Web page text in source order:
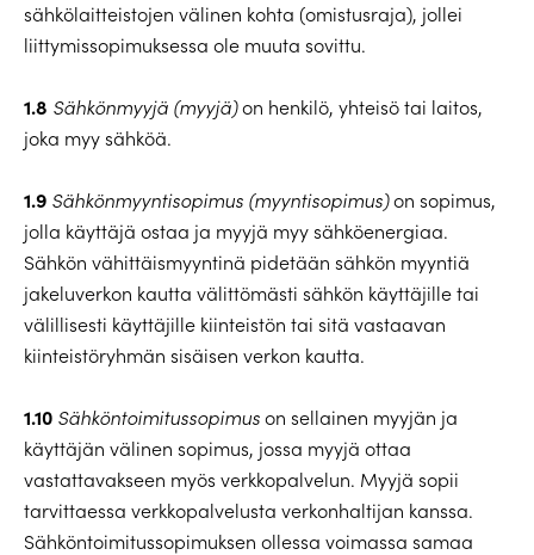
sähkölaitteistojen välinen kohta (omistusraja), jollei
liittymissopimuksessa ole muuta sovittu.
1.8 Sähkönmyyjä (myyjä)on henkilö, yhteisö tai laitos,
joka myy sähköä.
1.9 Sähkönmyyntisopimus (myyntisopimus)on sopimus,
jolla käyttäjä ostaa ja myyjä myy sähköenergiaa.
Sähkön vähittäismyyntinä pidetään sähkön myyntiä
jakeluverkon kautta välittömästi sähkön käyttäjille tai
välillisesti käyttäjille kiinteistön tai sitä vastaavan
kiinteistöryhmän sisäisen verkon kautta.
1.10 Sähköntoimitussopimuson sellainen myyjän ja
käyttäjän välinen sopimus, jossa myyjä ottaa
vastattavakseen myös verkkopalvelun. Myyjä sopii
tarvittaessa verkkopalvelusta verkonhaltijan kanssa.
Sähköntoimitussopimuksen ollessa voimassa samaa